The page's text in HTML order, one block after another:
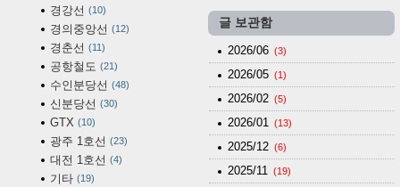
경강선 10
경의중앙선 12
경춘선 11
공항철도 21
수인분당선 48
신분당선 30
GTX 10
광주 1호선 23
대전 1호선 4
기타 19
글 보관함
2026/06 (3)
2026/05 (1)
2026/02 (5)
2026/01 (13)
2025/12 (6)
2025/11 (19)